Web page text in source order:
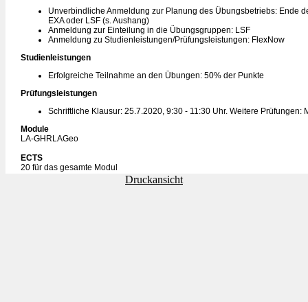
Unverbindliche Anmeldung zur Planung des Übungsbetriebs: Ende
EXA oder LSF (s. Aushang)
Anmeldung zur Einteilung in die Übungsgruppen: LSF
Anmeldung zu Studienleistungen/Prüfungsleistungen: FlexNow
Studienleistungen
Erfolgreiche Teilnahme an den Übungen: 50% der Punkte
Prüfungsleistungen
Schriftliche Klausur: 25.7.2020, 9:30 - 11:30 Uhr. Weitere Prüfungen:
Module
LA-GHRLAGeo
ECTS
20 für das gesamte Modul
Druckansicht